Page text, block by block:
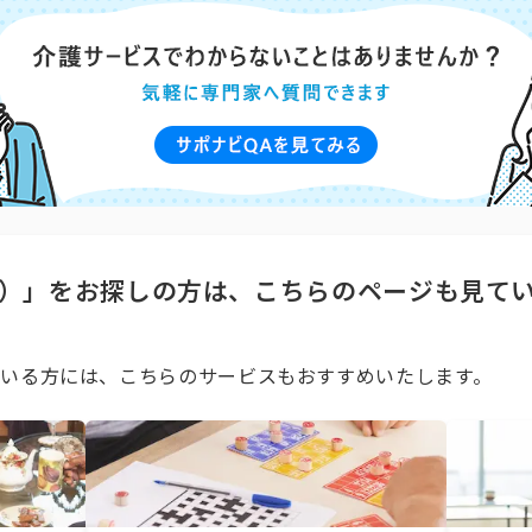
」をお探しの方は、こちらのページも見て
る方には、こちらのサービスもおすすめいたします。